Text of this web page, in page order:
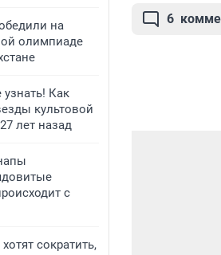
на
олимпиаде
узнать! Как
культовой
лет назад
с
сократить,
6